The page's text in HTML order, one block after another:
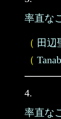
率直な
（ 田辺
（
4.
率直な